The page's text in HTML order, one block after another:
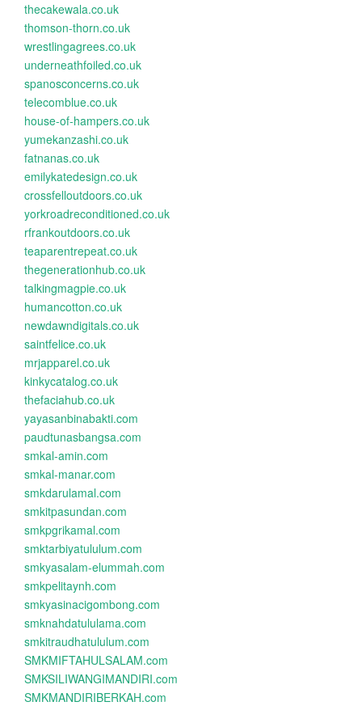
thecakewala.co.uk
thomson-thorn.co.uk
wrestlingagrees.co.uk
underneathfoiled.co.uk
spanosconcerns.co.uk
telecomblue.co.uk
house-of-hampers.co.uk
yumekanzashi.co.uk
fatnanas.co.uk
emilykatedesign.co.uk
crossfelloutdoors.co.uk
yorkroadreconditioned.co.uk
rfrankoutdoors.co.uk
teaparentrepeat.co.uk
thegenerationhub.co.uk
talkingmagpie.co.uk
humancotton.co.uk
newdawndigitals.co.uk
saintfelice.co.uk
mrjapparel.co.uk
kinkycatalog.co.uk
thefaciahub.co.uk
yayasanbinabakti.com
paudtunasbangsa.com
smkal-amin.com
smkal-manar.com
smkdarulamal.com
smkitpasundan.com
smkpgrikamal.com
smktarbiyatululum.com
smkyasalam-elummah.com
smkpelitaynh.com
smkyasinacigombong.com
smknahdatululama.com
smkitraudhatululum.com
SMKMIFTAHULSALAM.com
SMKSILIWANGIMANDIRI.com
SMKMANDIRIBERKAH.com